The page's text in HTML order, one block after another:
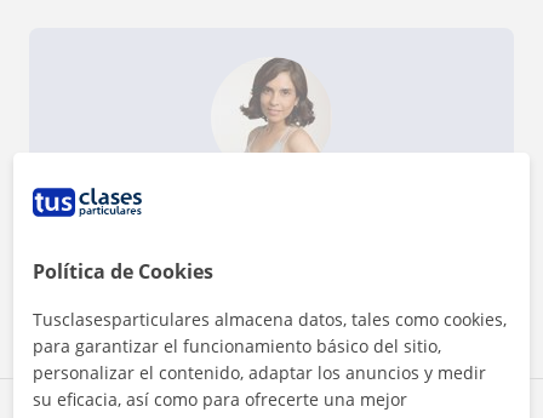
¿Quieres saber más de Carolina?
Política de Cookies
Tusclasesparticulares almacena datos, tales como cookies,
para garantizar el funcionamiento básico del sitio,
personalizar el contenido, adaptar los anuncios y medir
su eficacia, así como para ofrecerte una mejor